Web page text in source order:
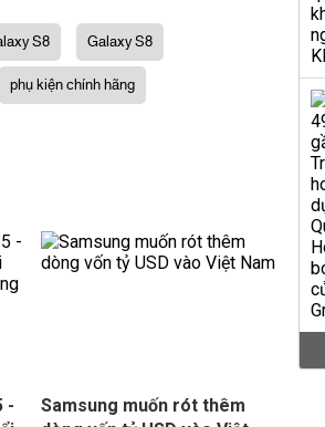
S8
Galaxy S8
phụ kiện chính hãng
-
Samsung muốn rót thêm